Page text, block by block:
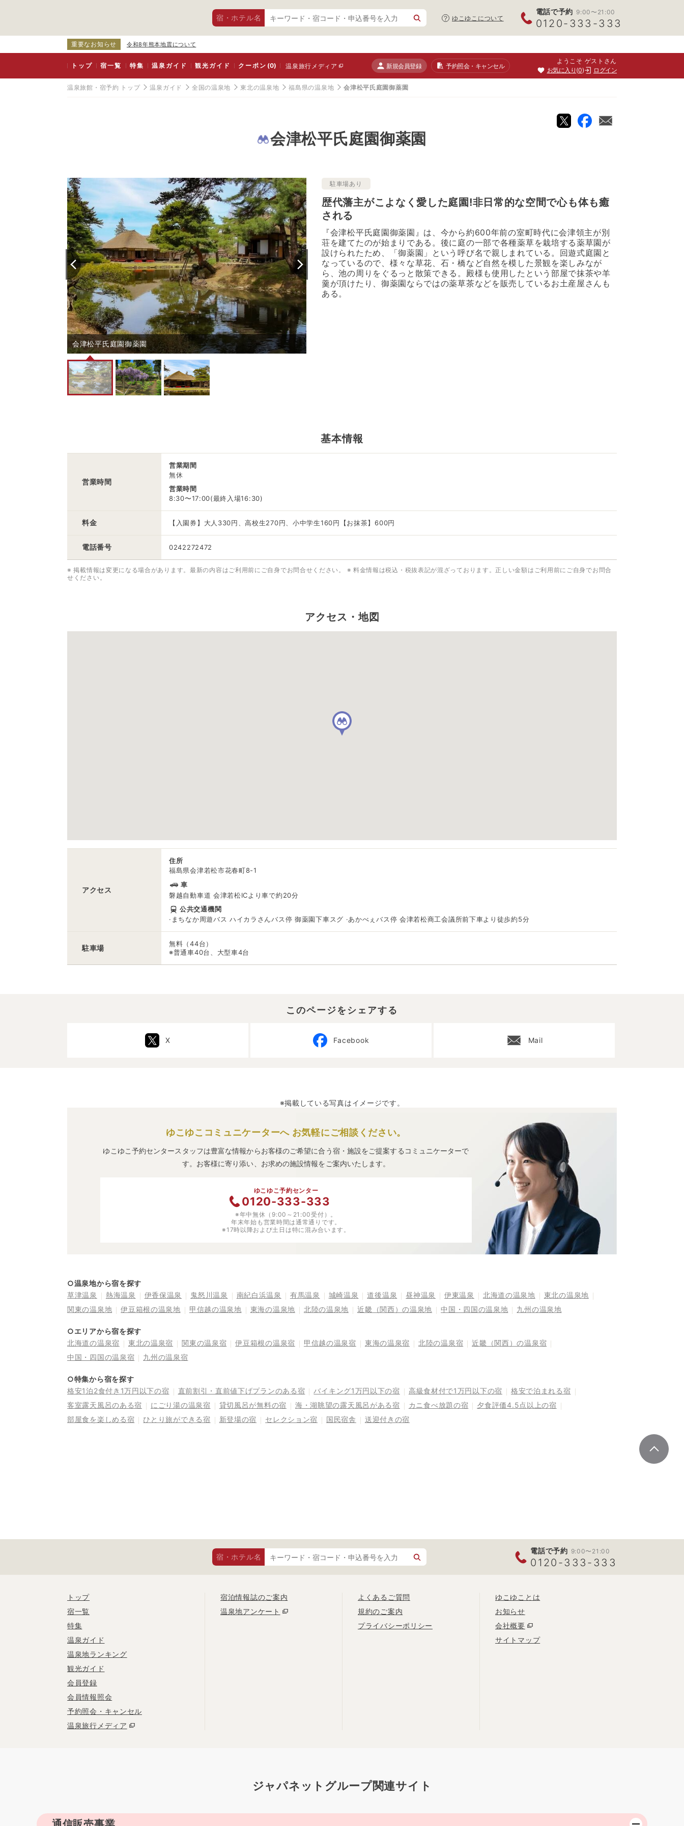
宿・ホテル名 ゆこゆこについて
電話で予約 9:00〜21:00
0120-333-333
重要なお知らせ 令和8年熊本地震について
トップ 宿一覧 特集 温泉ガイド 観光ガイド クーポン(0) 温泉旅行メディア 新規会員登録 予約照会・キャンセル
ようこそ ゲストさん
お気に入り 0 ログイン
温泉旅館・宿予約 トップ 温泉ガイド 全国の温泉地 東北の温泉地 福島県の温泉地 会津松平氏庭園御薬園
会津松平氏庭園御薬園
会津松平氏庭園御薬園
駐車場あり
歴代藩主がこよなく愛した庭園!非日常的な空間で心も体も癒
される
『会津松平氏庭園御薬園』は、今から約600年前の室町時代に会津領主が別
荘を建てたのが始まりである。後に庭の一部で各種薬草を栽培する薬草園が
設けられたため、「御薬園」という呼び名で親しまれている。回遊式庭園と
なっているので、様々な草花、石・橋など自然を模した景観を楽しみなが
ら、池の周りをぐるっと散策できる。殿様も使用したという部屋で抹茶や羊
羹が頂けたり、御薬園ならではの薬草茶などを販売しているお土産屋さんも
ある。
基本情報
営業時間
営業期間
無休
営業時間
8:30〜17:00(最終入場16:30)
料金 【入園券】大人330円、高校生270円、小中学生160円【お抹茶】600円
電話番号 0242272472
※ 掲載情報は変更になる場合があります。最新の内容はご利用前にご自身でお問合せください。
※ 料金情報は税込・税抜表記が混ざっております。正しい金額はご利用前にご自身でお問合
せください。
アクセス・地図
アクセス
住所
福島県会津若松市花春町8-1
車
磐越自動車道 会津若松ICより車で約20分
公共交通機関
·まちなか周遊バス ハイカラさんバス停 御薬園下車スグ ·あかべぇバス停 会津若松商工会議所前下車より徒歩約5分
駐車場
無料（44台）
※普通車40台、大型車4台
このページをシェアする
X Facebook Mail
※掲載している写真はイメージです。
ゆこゆこコミュニケーターへ お気軽にご相談ください。
ゆこゆこ予約センタースタッフは豊富な情報からお客様のご希望に合う宿・施設をご提案するコミュニケーターで
す。お客様に寄り添い、お求めの施設情報をご案内いたします。
ゆこゆこ予約センター
0120-333-333
※年中無休（9:00～21:00受付）。
年末年始も営業時間は通常通りです。
※17時以降および土日は特に混み合います。
○温泉地から宿を探す
草津温泉
熱海温泉 伊香保温泉 鬼怒川温泉 南紀白浜温泉 有馬温泉 城崎温泉 道後温泉 昼神温泉 伊東温泉 北海道の温泉地
東北の温泉地
関東の温泉地
伊豆箱根の温泉地 甲信越の温泉地 東海の温泉地 北陸の温泉地 近畿（関西）の温泉地 中国・四国の温泉地 九州の温泉地
○エリアから宿を探す
北海道の温泉宿
東北の温泉宿 関東の温泉宿 伊豆箱根の温泉宿 甲信越の温泉宿 東海の温泉宿 北陸の温泉宿
近畿（関西）の温泉宿
中国・四国の温泉宿
九州の温泉宿
○特集から宿を探す
格安1泊2食付き1万円以下の宿
直前割引・直前値下げプランのある宿 バイキング1万円以下の宿 高級食材付で1万円以下の宿
格安で泊まれる宿
客室露天風呂のある宿
にごり湯の温泉宿 貸切風呂が無料の宿 海・湖眺望の露天風呂がある宿 カニ食べ放題の宿
夕食評価4.5点以上の宿
部屋食を楽しめる宿
ひとり旅ができる宿 新登場の宿 セレクション宿 国民宿舎 送迎付きの宿
宿・ホテル名
電話で予約 9:00〜21:00
0120-333-333
トップ
宿一覧
特集
温泉ガイド
温泉地ランキング
観光ガイド
会員登録
会員情報照会
予約照会・キャンセル
温泉旅行メディア
宿泊情報誌のご案内
温泉地アンケート
よくあるご質問
規約のご案内
プライバシーポリシー
ゆこゆことは
お知らせ
会社概要
サイトマップ
ジャパネットグループ関連サイト